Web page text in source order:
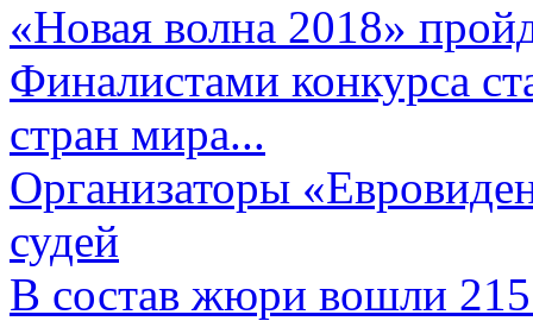
«Новая волна 2018»
Финалистами конкурса
стран мира...
Организаторы
судей
В состав жюри вошли 215